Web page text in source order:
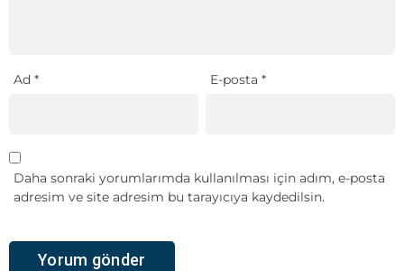
Ad * E-posta*
Daha sonraki yorumlarımda kullanılması için adım, e-posta
adresim ve site adresim bu tarayıcıya kaydedilsin.